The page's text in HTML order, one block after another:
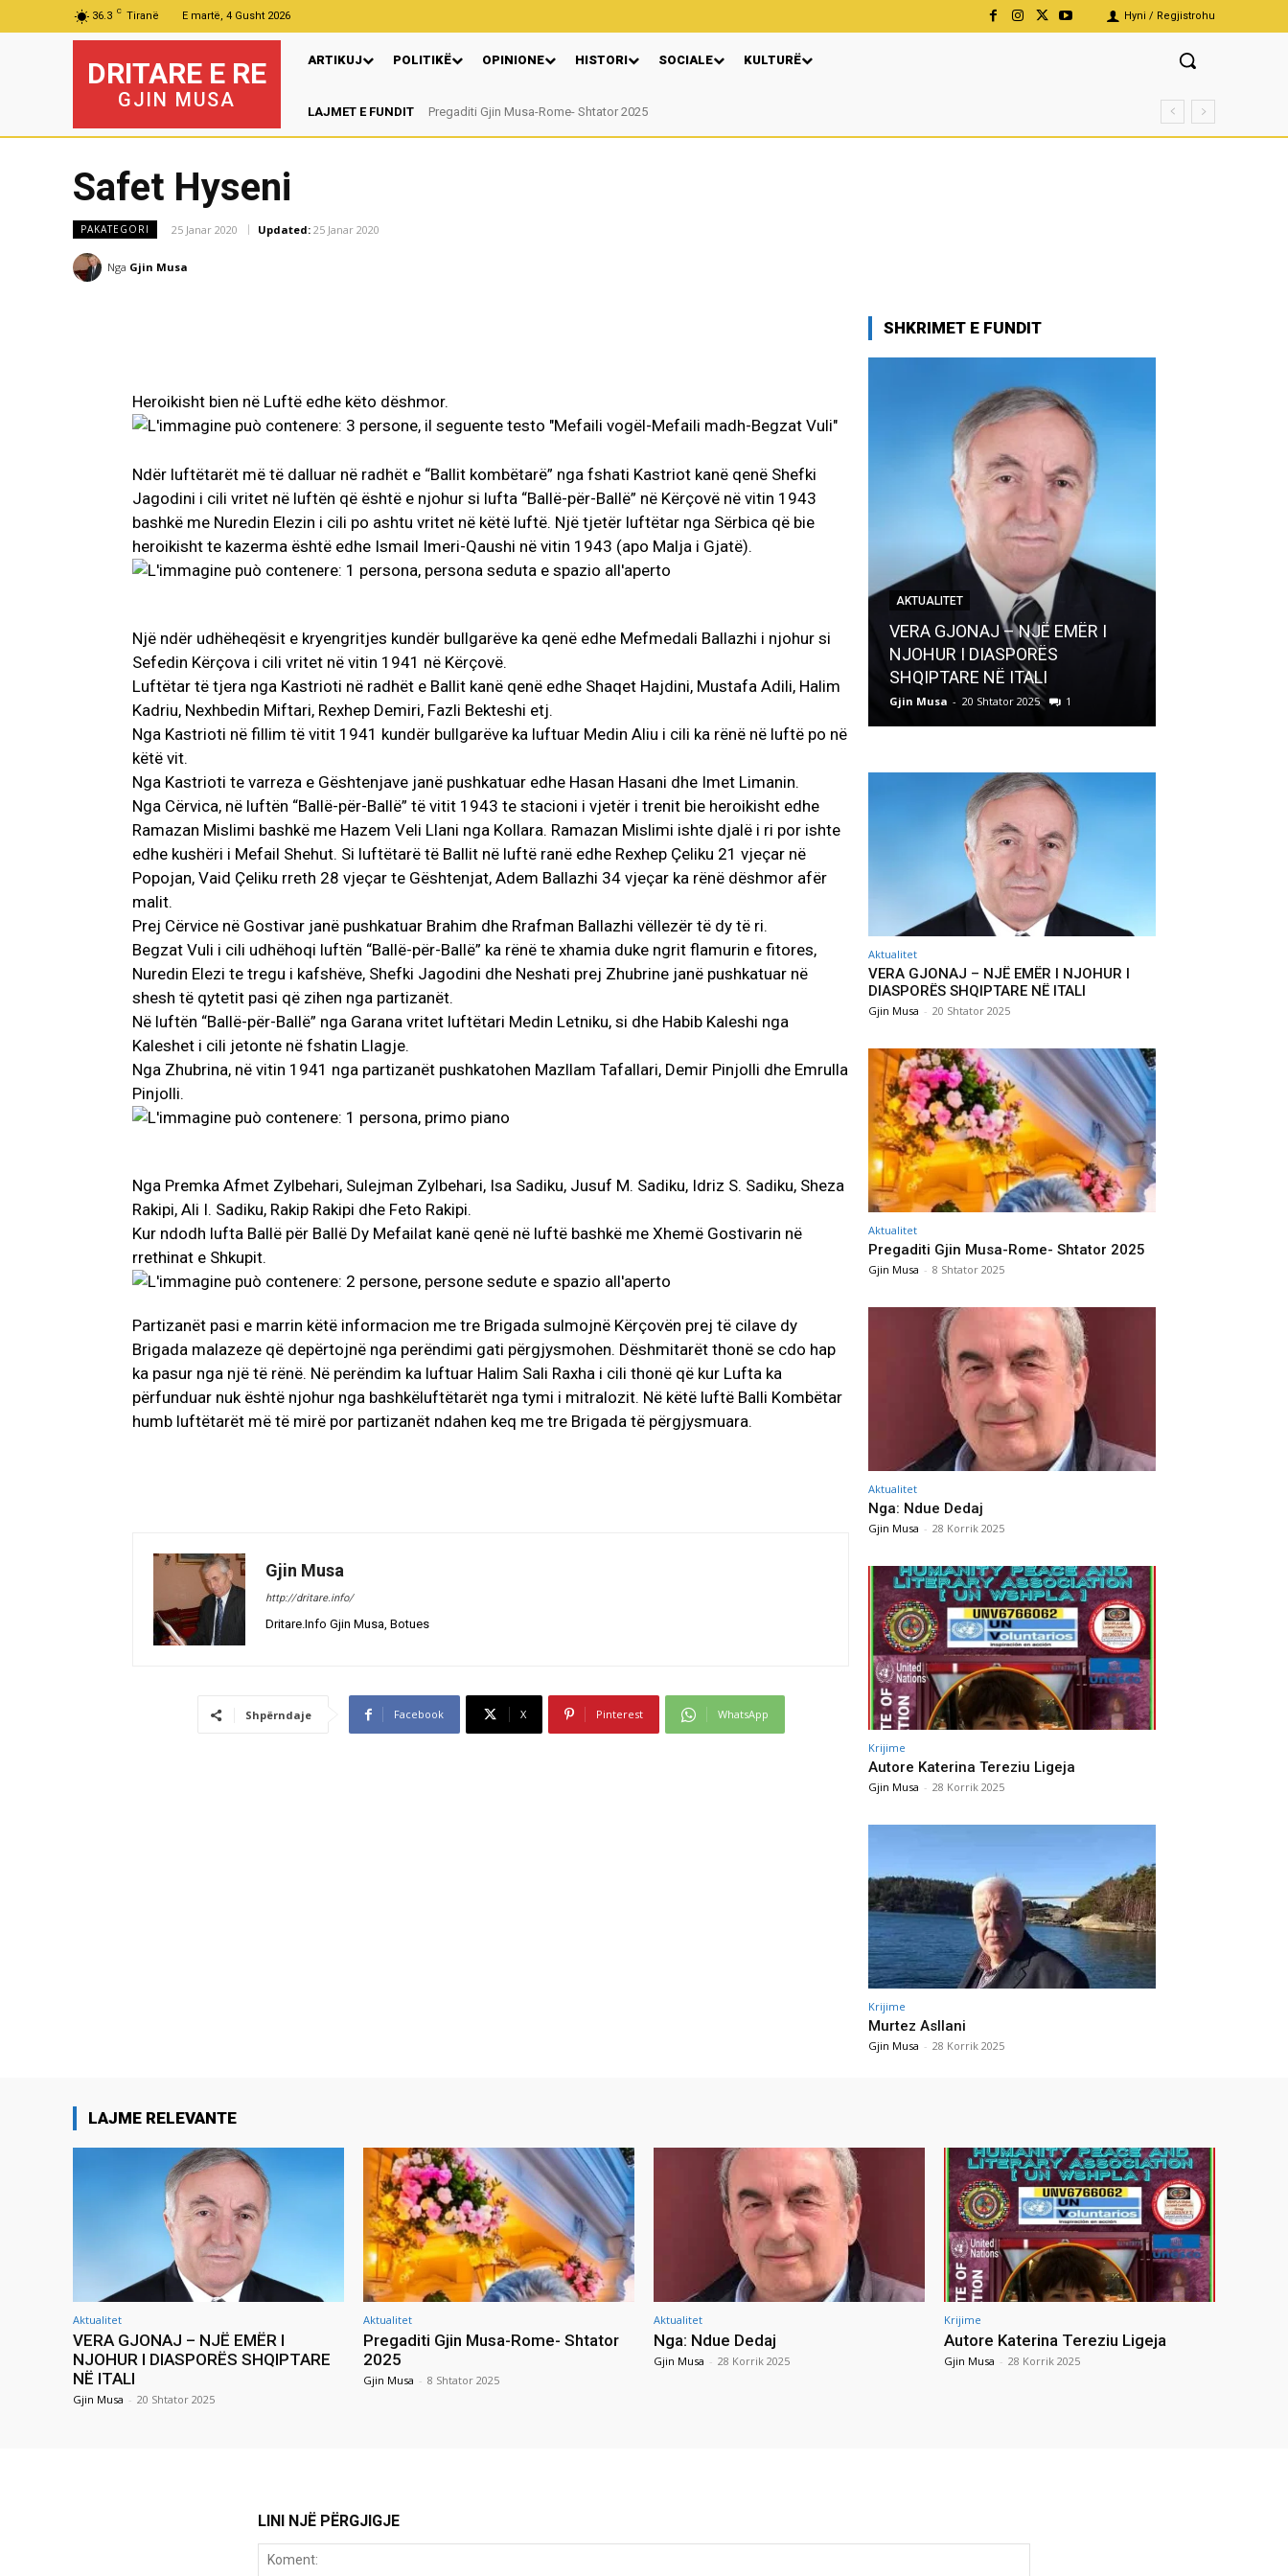
36.3 C Tiranë E martë, 4 Gusht 2026 Hyni / Regjistrohu
DRITARE E RE
GJIN MUSA
ARTIKUJ POLITIKË OPINIONE HISTORI SOCIALE KULTURË
LAJMET E FUNDIT Pregaditi Gjin Musa-Rome- Shtator 2025
Safet Hyseni
PAKATEGORI 25 Janar 2020 Updated: 25 Janar 2020
Nga Gjin Musa
Heroikisht bien në Luftë edhe këto dëshmor.
Ndër luftëtarët më të dalluar në radhët e “Ballit kombëtarë” nga fshati Kastriot kanë qenë Shefki
Jagodini i cili vritet në luftën që është e njohur si lufta “Ballë-për-Ballë” në Kërçovë në vitin 1943
bashkë me Nuredin Elezin i cili po ashtu vritet në këtë luftë. Një tjetër luftëtar nga Sërbica që bie
heroikisht te kazerma është edhe Ismail Imeri-Qaushi në vitin 1943 (apo Malja i Gjatë).
Një ndër udhëheqësit e kryengritjes kundër bullgarëve ka qenë edhe Mefmedali Ballazhi i njohur si
Sefedin Kërçova i cili vritet në vitin 1941 në Kërçovë.
Luftëtar të tjera nga Kastrioti në radhët e Ballit kanë qenë edhe Shaqet Hajdini, Mustafa Adili, Halim
Kadriu, Nexhbedin Miftari, Rexhep Demiri, Fazli Bekteshi etj.
Nga Kastrioti në fillim të vitit 1941 kundër bullgarëve ka luftuar Medin Aliu i cili ka rënë në luftë po në
këtë vit.
Nga Kastrioti te varreza e Gështenjave janë pushkatuar edhe Hasan Hasani dhe Imet Limanin.
Nga Cërvica, në luftën “Ballë-për-Ballë” të vitit 1943 te stacioni i vjetër i trenit bie heroikisht edhe
Ramazan Mislimi bashkë me Hazem Veli Llani nga Kollara. Ramazan Mislimi ishte djalë i ri por ishte
edhe kushëri i Mefail Shehut. Si luftëtarë të Ballit në luftë ranë edhe Rexhep Çeliku 21 vjeçar në
Popojan, Vaid Çeliku rreth 28 vjeçar te Gështenjat, Adem Ballazhi 34 vjeçar ka rënë dëshmor afër
malit.
Prej Cërvice në Gostivar janë pushkatuar Brahim dhe Rrafman Ballazhi vëllezër të dy të ri.
Begzat Vuli i cili udhëhoqi luftën “Ballë-për-Ballë” ka rënë te xhamia duke ngrit flamurin e fitores,
Nuredin Elezi te tregu i kafshëve, Shefki Jagodini dhe Neshati prej Zhubrine janë pushkatuar në
shesh të qytetit pasi që zihen nga partizanët.
Në luftën “Ballë-për-Ballë” nga Garana vritet luftëtari Medin Letniku, si dhe Habib Kaleshi nga
Kaleshet i cili jetonte në fshatin Llagje.
Nga Zhubrina, në vitin 1941 nga partizanët pushkatohen Mazllam Tafallari, Demir Pinjolli dhe Emrulla
Pinjolli.
Nga Premka Afmet Zylbehari, Sulejman Zylbehari, Isa Sadiku, Jusuf M. Sadiku, Idriz S. Sadiku, Sheza
Rakipi, Ali I. Sadiku, Rakip Rakipi dhe Feto Rakipi.
Kur ndodh lufta Ballë për Ballë Dy Mefailat kanë qenë në luftë bashkë me Xhemë Gostivarin në
rrethinat e Shkupit.
Partizanët pasi e marrin këtë informacion me tre Brigada sulmojnë Kërçovën prej të cilave dy
Brigada malazeze që depërtojnë nga perëndimi gati përgjysmohen. Dëshmitarët thonë se cdo hap
ka pasur nga një të rënë. Në perëndim ka luftuar Halim Sali Raxha i cili thonë që kur Lufta ka
përfunduar nuk është njohur nga bashkëluftëtarët nga tymi i mitralozit. Në këtë luftë Balli Kombëtar
humb luftëtarët më të mirë por partizanët ndahen keq me tre Brigada të përgjysmuara.
Gjin Musa
http://dritare.info/
Dritare.Info Gjin Musa, Botues
Shpërndaje Facebook X Pinterest WhatsApp
SHKRIMET E FUNDIT
AKTUALITET
VERA GJONAJ – NJË EMËR I
NJOHUR I DIASPORËS
SHQIPTARE NË ITALI
Gjin Musa - 20 Shtator 2025 1
Aktualitet
VERA GJONAJ – NJË EMËR I NJOHUR I
DIASPORËS SHQIPTARE NË ITALI
Gjin Musa - 20 Shtator 2025
Aktualitet
Pregaditi Gjin Musa-Rome- Shtator 2025
Gjin Musa - 8 Shtator 2025
Aktualitet
Nga: Ndue Dedaj
Gjin Musa - 28 Korrik 2025
Krijime
Autore Katerina Tereziu Ligeja
Gjin Musa - 28 Korrik 2025
Krijime
Murtez Asllani
Gjin Musa - 28 Korrik 2025
LAJME RELEVANTE
Aktualitet
VERA GJONAJ – NJË EMËR I
NJOHUR I DIASPORËS SHQIPTARE
NË ITALI
Gjin Musa - 20 Shtator 2025
Aktualitet
Pregaditi Gjin Musa-Rome- Shtator
2025
Gjin Musa - 8 Shtator 2025
Aktualitet
Nga: Ndue Dedaj
Gjin Musa - 28 Korrik 2025
Krijime
Autore Katerina Tereziu Ligeja
Gjin Musa - 28 Korrik 2025
LINI NJË PËRGJIGJE